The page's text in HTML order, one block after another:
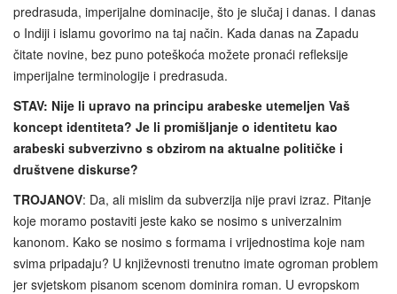
predrasuda, imperijalne dominacije, što je slučaj i danas. I danas
o Indiji i islamu govorimo na taj način. Kada danas na Zapadu
čitate novine, bez puno poteškoća možete pronaći refleksije
imperijalne terminologije i predrasuda.
STAV: Nije li upravo na principu arabeske utemeljen Vaš
koncept identiteta? Je li promišljanje o identitetu kao
arabeski subverzivno s obzirom na aktualne političke i
društvene diskurse?
TROJANOV: Da, ali mislim da subverzija nije pravi izraz. Pitanje
koje moramo postaviti jeste kako se nosimo s univerzalnim
kanonom. Kako se nosimo s formama i vrijednostima koje nam
svima pripadaju? U književnosti trenutno imate ogroman problem
jer svjetskom pisanom scenom dominira roman. U evropskom